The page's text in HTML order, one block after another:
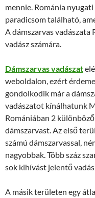
mennie. Románia
paradicsom található,
A dámszarvas
vadász számára.
Dámszarvas vadászat
weboldalon, ezért
gondolkodik már a
vadászatot kínálhatunk
Romániában 2
dámszarvast. Az első
számú dámszarvassal,
nagyobbak. Több száz
sok kihívást jelentő
A másik területen egy